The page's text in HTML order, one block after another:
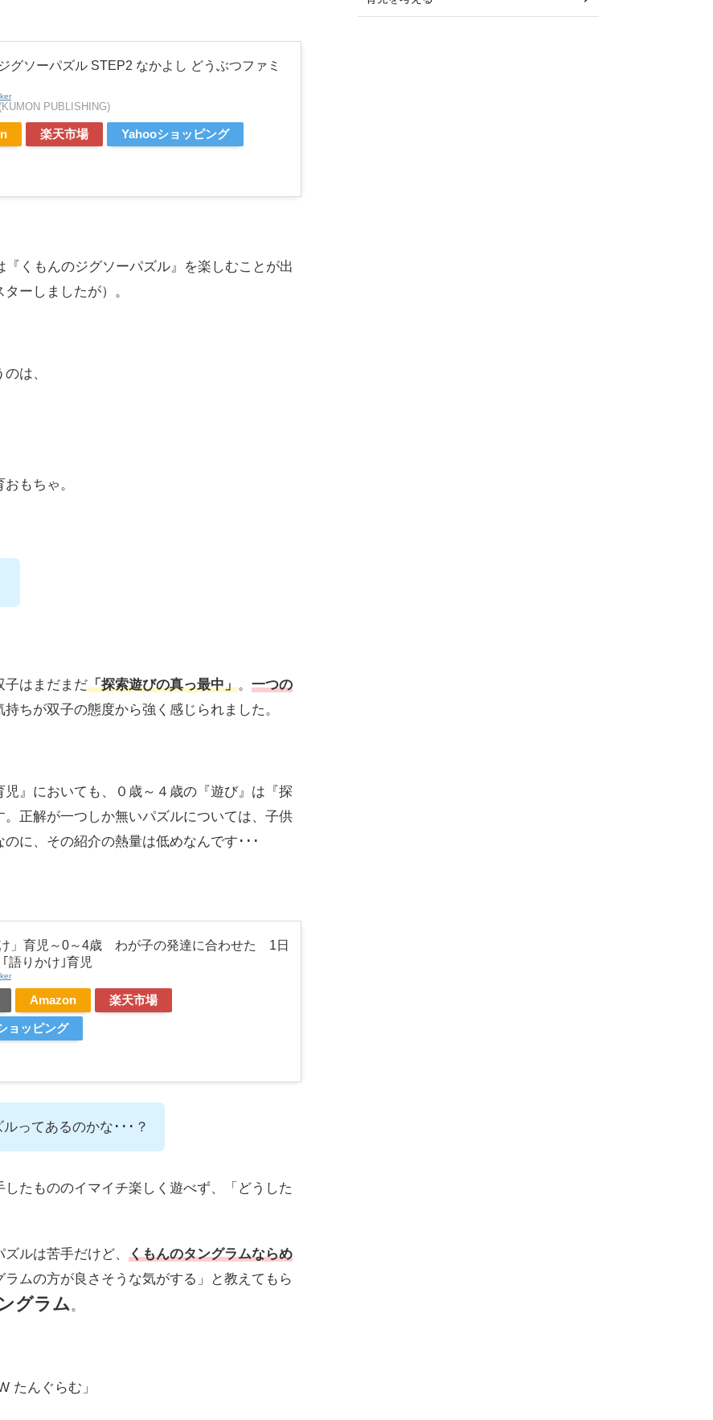
グソーパズル STEP2 なかよし どうぶつファミ
PUBLISHING)
楽天市場 Yahooショッピング
くもんのジグソーパズル』を楽しむことが出
ーしましたが）。
は、
もちゃ。
子はまだまだ「探索遊びの真っ最中」。 一つの
持ちが双子の態度から強く感じられました。
』においても、０歳～４歳の『遊び』は『探
正解が一つしか無いパズルについては、子供
に、その紹介の熱量は低めなんです･･･
け」育児～0～4歳 わが子の発達に合わせた 1日
語りかけ｣育児
Amazon 楽天市場
ョッピング
ってあるのかな･･･？
したもののイマイチ楽しく遊べず、「どうした
ルは苦手だけど、 くもんのタングラムならめ
ラムの方が良さそうな気がする」と教えてもら
グラム。
たんぐらむ」